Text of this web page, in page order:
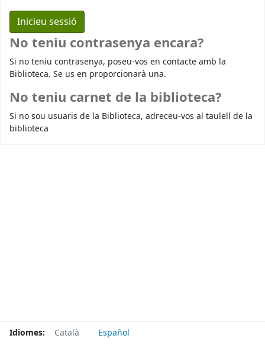
No teniu contrasenya encara?
Si no teniu contrasenya, poseu-vos en contacte amb la
Biblioteca. Se us en proporcionarà una.
No teniu carnet de la biblioteca?
Si no sou usuaris de la Biblioteca, adreceu-vos al taulell de la
biblioteca
Idiomes: Català Español